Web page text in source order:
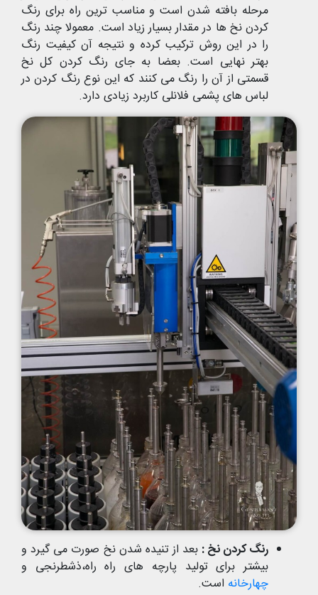
مرحله بافته شدن است و مناسب ترین راه برای رنگ
کردن نخ ها در مقدار بسیار زیاد است. معمولا چند رنگ
را در این روش ترکیب کرده و نتیجه آن کیفیت رنگ
بهتر نهایی است. بعضا به جای رنگ کردن کل نخ
قسمتی از آن را رنگ می کنند که این نوع رنگ کردن در
لباس های پشمی فلانلی کاربرد زیادی دارد.
رنگ کردن نخ : بعد از تنیده شدن نخ صورت می گیرد و
بیشتر برای تولید پارچه های راه راه،ذشطرنجی و
چهارخانه است.